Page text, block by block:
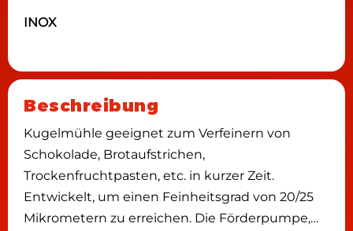
INOX
Beschreibung
Kugelmühle geeignet zum Verfeinern von
Schokolade, Brotaufstrichen,
Trockenfruchtpasten, etc. in kurzer Zeit.
Entwickelt, um einen Feinheitsgrad von 20/25
Mikrometern zu erreichen. Die Förderpumpe,